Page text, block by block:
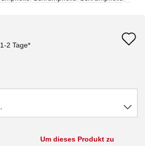
1-2 Tage*
Um dieses Produkt zu